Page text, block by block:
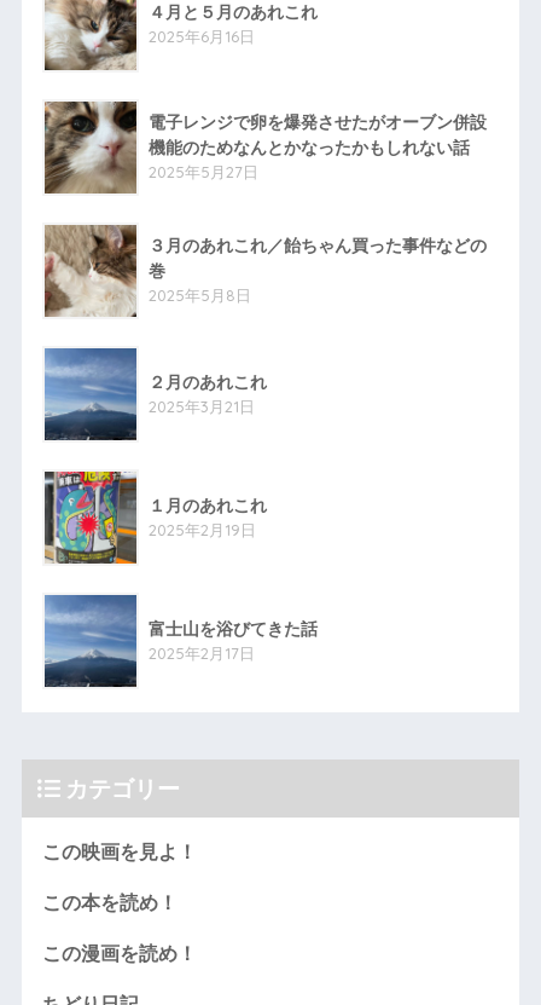
４月と５月のあれこれ
2025年6月16日
電子レンジで卵を爆発させたがオーブン併設
機能のためなんとかなったかもしれない話
2025年5月27日
３月のあれこれ／飴ちゃん買った事件などの
巻
2025年5月8日
２月のあれこれ
2025年3月21日
１月のあれこれ
2025年2月19日
富士山を浴びてきた話
2025年2月17日
カテゴリー
この映画を見よ！
この本を読め！
この漫画を読め！